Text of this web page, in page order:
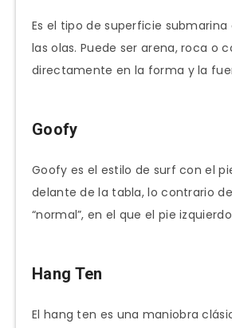
Es el tipo de superficie
las olas. Puede ser arena, roca o
directamente en la forma y la
Goofy
Goofy es el estilo de surf con el
delante de la tabla, lo contrario
“normal”, en el que el pie
Hang Ten
El hang ten es una maniobra